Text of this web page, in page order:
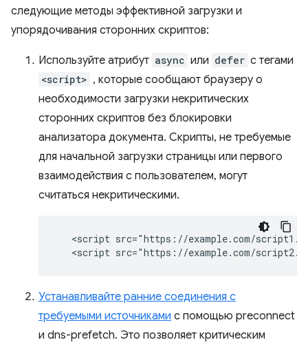
следующие методы эффективной загрузки и
упорядочивания сторонних скриптов:
Используйте атрибут async или defer с тегами
<script> , которые сообщают браузеру о
необходимости загрузки некритических
сторонних скриптов без блокировки
анализатора документа. Скрипты, не требуемые
для начальной загрузки страницы или первого
взаимодействия с пользователем, могут
считаться некритическими.
<script src="https://example.com/
Устанавливайте ранние соединения с
требуемыми источниками с помощью preconnect
и dns-prefetch. Это позволяет критическим